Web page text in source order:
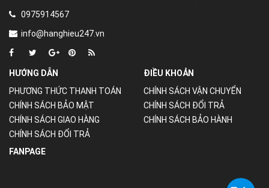
0975914567
info@hanghieu247.vn
HƯỚNG DẪN
PHƯƠNG THỨC THANH TOÁN
CHÍNH SÁCH BẢO MẬT
CHÍNH SÁCH GIAO HÀNG
CHÍNH SÁCH ĐỔI TRẢ
ĐIỀU KHOẢN
CHÍNH SÁCH VẬN CHUYỂN
CHÍNH SÁCH ĐỔI TRẢ
CHÍNH SÁCH BẢO HÀNH
FANPAGE